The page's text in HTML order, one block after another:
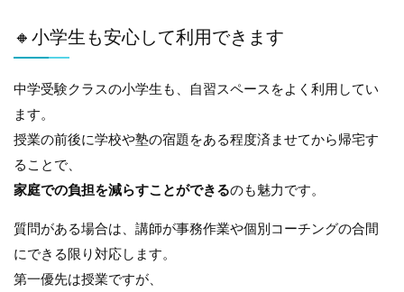
🔸小学生も安心して利用できます
中学受験クラスの小学生も、自習スペースをよく利用してい
ます。
授業の前後に学校や塾の宿題をある程度済ませてから帰宅す
ることで、
家庭での負担を減らすことができるのも魅力です。
質問がある場合は、講師が事務作業や個別コーチングの合間
にできる限り対応します。
第一優先は授業ですが、